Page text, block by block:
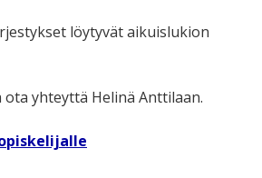
löytyvät aikuislukion
yhteyttä Helinä Anttilaan.